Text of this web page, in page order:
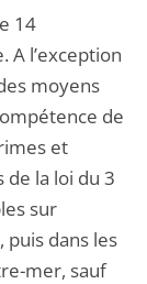
14
A l’exception
moyens
de
et
de la loi du 3
sur
dans les
mer, sauf